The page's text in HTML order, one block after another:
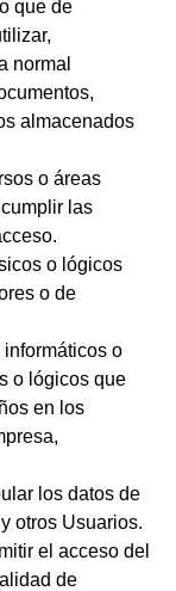
que de
normal
almacenados
o áreas
las
o lógicos
o de
informáticos o
o lógicos que
en los
los datos de
otros Usuarios.
el acceso del
de